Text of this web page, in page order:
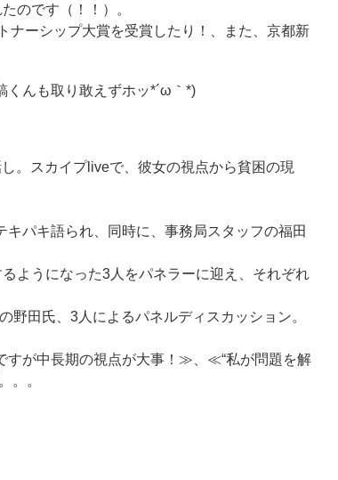
のです（！！）。
ナーシップ大賞を受賞したり！、また、京都新
くんも取り敢えずホッ*´ω｀*)
。スカイプliveで、彼女の視点から貧困の現
パキ語られ、同時に、事務局スタッフの福田
ようになった3人をパネラーに迎え、それぞれ
田氏、3人によるパネルディスカッション。
すが中長期の視点が大事！≫、≪“私が問題を解
。。